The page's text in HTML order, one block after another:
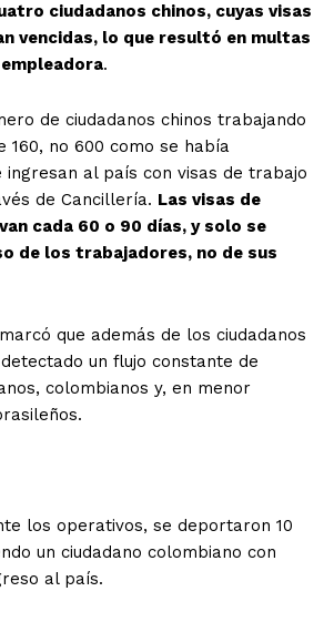
ciudadanos chinos, cuyas visas
vencidas, lo que resultó en multas
.
de ciudadanos chinos trabajando
160, no 600 como se había
ingresan al país con visas de trabajo
de Cancillería. Las visas de
cada 60 o 90 días, y solo se
de los trabajadores, no de sus
que además de los ciudadanos
un flujo constante de
colombianos y, en menor
los operativos, se deportaron 10
un ciudadano colombiano con
al país.